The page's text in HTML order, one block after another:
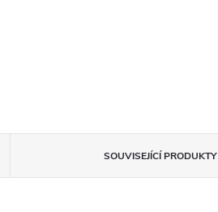
SOUVISEJÍCÍ PRODUKTY